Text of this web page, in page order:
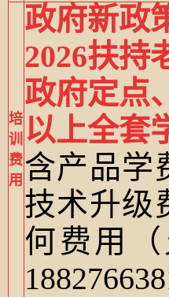
培
训
费
用
政府新政
2026扶持
政府定点
以上全套
含产品学
技术升级
何费用
188276